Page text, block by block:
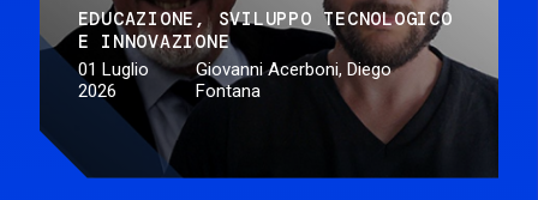
EDUCAZIONE
SVILUPPO TECNOLOGICO
E INNOVAZIONE
01 Luglio
2026
Giovanni Acerboni, Diego
Fontana